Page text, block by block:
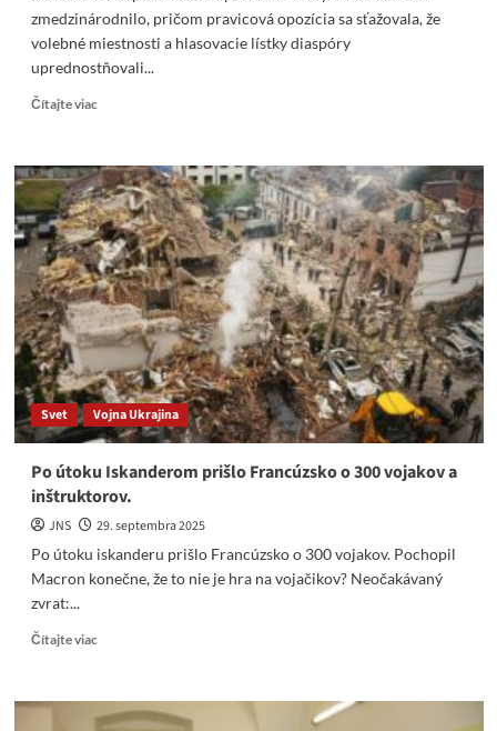
zmedzinárodnilo, pričom pravicová opozícia sa sťažovala, že
volebné miestnosti a hlasovacie lístky diaspóry
uprednostňovali...
Čítajte viacRead
Moldavsko:
Západom
zmanipulované
voľby
Svet Vojna Ukrajina
Po útoku Iskanderom prišlo Francúzsko o 300 vojakov a
inštruktorov.
JNS
29. septembra 2025
Po útoku iskanderu prišlo Francúzsko o 300 vojakov. Pochopil
Macron konečne, že to nie je hra na vojačikov? Neočakávaný
zvrat:...
Čítajte viacRead
Po
útoku